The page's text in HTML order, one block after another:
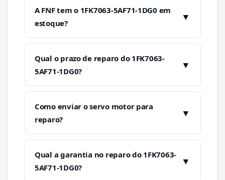
A FNF tem o 1FK7063-5AF71-1DG0 em
estoque?
▼
Qual o prazo de reparo do 1FK7063-
5AF71-1DG0?
▼
Como enviar o servo motor para
reparo?
▼
Qual a garantia no reparo do 1FK7063-
5AF71-1DG0?
▼